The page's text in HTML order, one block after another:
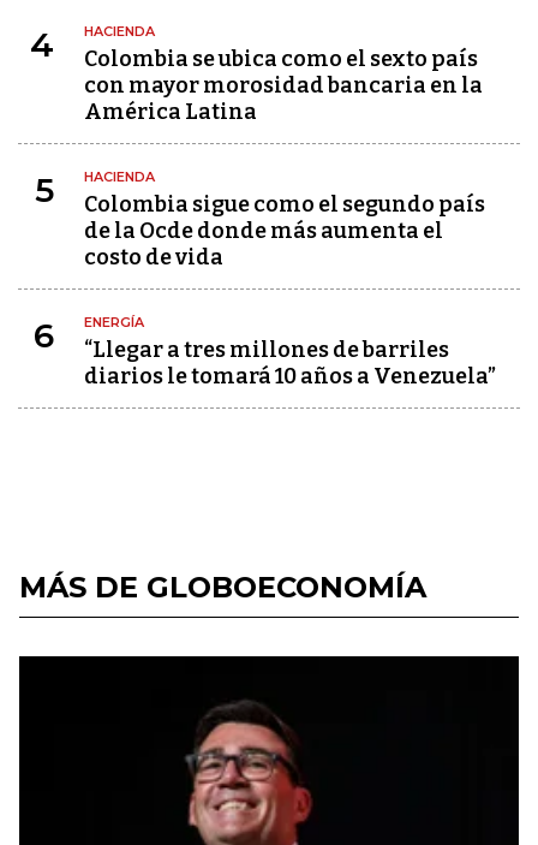
4 HACIENDA
Colombia se ubica como el sexto país
con mayor morosidad bancaria en la
América Latina
5 HACIENDA
Colombia sigue como el segundo país
de la Ocde donde más aumenta el
costo de vida
6 ENERGÍA
“Llegar a tres millones de barriles
diarios le tomará 10 años a Venezuela”
MÁS DE GLOBOECONOMÍA